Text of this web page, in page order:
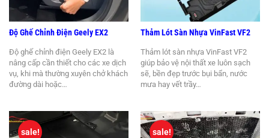
Độ Ghế Chỉnh Điện Geely EX2
Độ ghế chỉnh điện Geely EX2 là
nâng cấp cần thiết cho các xe dịch
vụ, khi mà thường xuyên chở khách
đường dài hoặc…
Thảm Lót Sàn Nhựa VinFast VF2
Thảm lót sàn nhựa VinFast VF2
giúp bảo vệ nội thất xe luôn sạch
sẽ, bền đẹp trước bụi bẩn, nước
mưa hay vết trầy…
sale! sale!